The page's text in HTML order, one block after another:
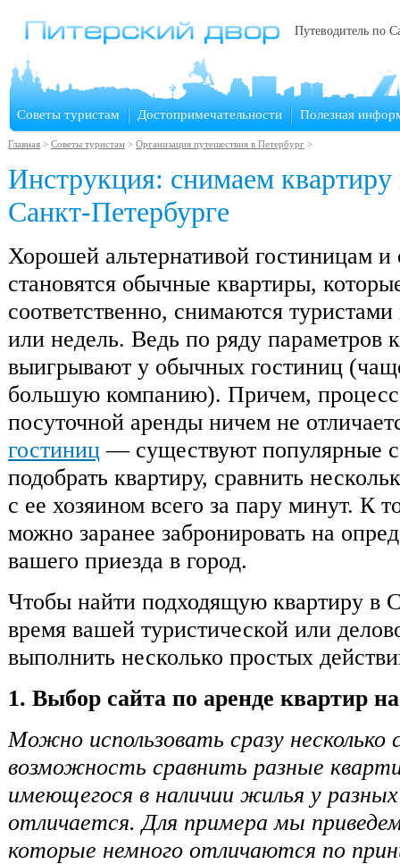
Путеводитель по
Советы туристам Достопримечательности Полезная
Главная > Советы туристам > Организация путешествия в Петербург >
Инструкция: снимаем квартиру
Санкт-Петербурге
Хорошей альтернативой гостиницам и
становятся обычные квартиры,
соответственно, снимаются
или недель. Ведь по ряду параметров
выигрывают у обычных гостиниц
большую компанию). Причем,
посуточной аренды ничем не
гостиниц — существуют популярные
подобрать квартиру, сравнить
с ее хозяином всего за пару минут. К
можно заранее забронировать на
вашего приезда в город.
Чтобы найти подходящую квартиру в
время вашей туристической или
выполнить несколько простых
1. Выбор сайта по аренде квартир
Можно использовать сразу
возможность сравнить разные
имеющегося в наличии жилья у
отличается. Для примера мы
которые немного отличаются по